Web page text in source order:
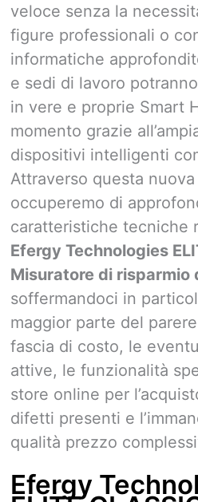
veloce senza la
figure professionali o
informatiche
e sedi di lavoro
in vere e proprie Smart
momento grazie
dispositivi intelligenti
Attraverso questa
occuperemo di
caratteristiche tecniche
Efergy Technologies
Misuratore di risparmio
soffermandoci in
maggior parte del
fascia di costo, le
attive, le funzionalità
store online per
difetti presenti e
qualità prezzo
Efergy